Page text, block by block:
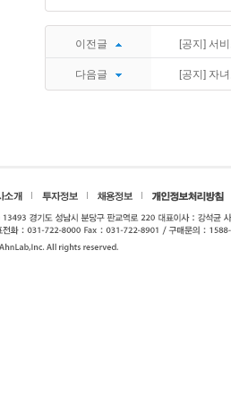
이전글 [공지] 서
다음글 [공지] 자